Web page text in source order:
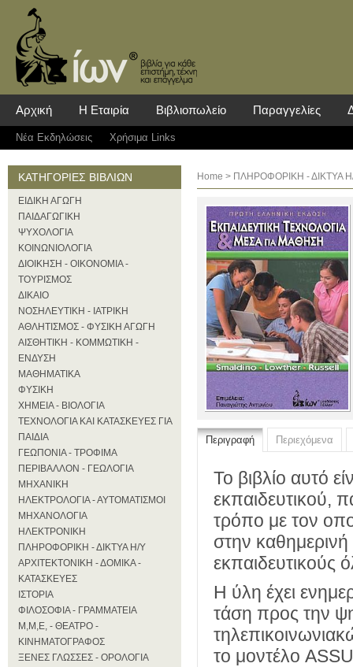
Αρχική Η Εταιρία Βιβλιοπωλείο Παραγγελίες
Νέα Eκδηλώσεις Χρήσιμα Links
ΚΑΤΗΓΟΡΙΕΣ ΒΙΒΛΙΩΝ
ΕΙΔΙΚΗ ΑΓΩΓΗ
ΠΑΙΔΑΓΩΓΙΚΗ
ΨΥΧΟΛΟΓΙΑ
ΚΟΙΝΩΝΙΟΛΟΓΙΑ
ΔΙΟΙΚΗΣΗ - ΟΙΚΟΝΟΜΙΑ -
ΤΟΥΡΙΣΜΟΣ
ΔΙΚΑΙΟ
ΝΟΣΗΛΕΥΤΙΚΗ - ΙΑΤΡΙΚΗ
ΑΘΛΗΤΙΣΜΟΣ - ΦΥΣΙΚΗ ΑΓΩΓΗ
ΑΙΣΘΗΤΙΚΗ - ΚΟΜΜΩΤΙΚΗ -
ΕΝΔΥΣΗ
ΜΑΘΗΜΑΤΙΚΑ
ΦΥΣΙΚΗ
ΧΗΜΕΙΑ - ΒΙΟΛΟΓΙΑ
ΤΕΧΝΟΛΟΓΙΑ ΚΑΙ ΚΑΤΑΣΚΕΥΕΣ ΓΙΑ
ΠΑΙΔΙΑ
ΓΕΩΠΟΝΙΑ - ΤΡΟΦΙΜΑ
ΠΕΡΙΒΑΛΛΟΝ - ΓΕΩΛΟΓΙΑ
ΜΗΧΑΝΙΚΗ
ΗΛΕΚΤΡΟΛΟΓΙΑ - ΑΥΤΟΜΑΤΙΣΜΟΙ
ΜΗΧΑΝΟΛΟΓΙΑ
ΗΛΕΚΤΡΟΝΙΚΗ
ΠΛΗΡΟΦΟΡΙΚΗ - ΔΙΚΤΥΑ Η/Υ
ΑΡΧΙΤΕΚΤΟΝΙΚΗ - ΔΟΜΙΚΑ -
ΚΑΤΑΣΚΕΥΕΣ
ΙΣΤΟΡΙΑ
ΦΙΛΟΣΟΦΙΑ - ΓΡΑΜΜΑΤΕΙΑ
Μ,Μ,Ε, - ΘΕΑΤΡΟ -
ΚΙΝΗΜΑΤΟΓΡΑΦΟΣ
ΞΕΝΕΣ ΓΛΩΣΣΕΣ - ΟΡΟΛΟΓΙΑ
Home > ΠΛΗΡΟΦΟΡΙΚΗ - ΔΙΚΤΥΑ
Περιγραφή Περιεχόμενα
Το βιβλίο αυτό
εκπαιδευτικού,
τρόπο με τον
στην καθημερινή
εκπαιδευτικούς
Η ύλη έχει
τάση προς την
το μοντέλο